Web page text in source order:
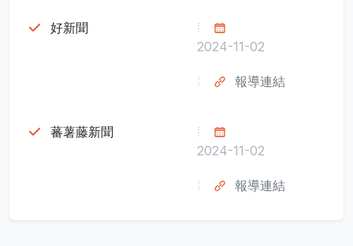
好新聞
2024-11-02
報導連結
蕃薯藤新聞
2024-11-02
報導連結